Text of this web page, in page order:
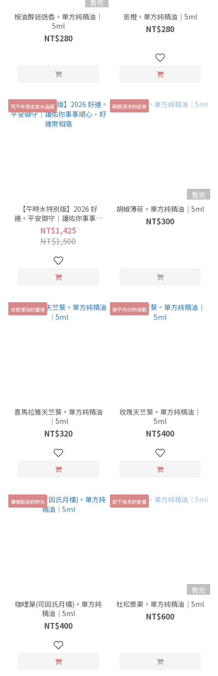
售完
桉油醇迷迭香。單方純精油｜
5ml
NT$280
苦橙。單方純精油｜5ml
NT$280
丙午年限定紫水晶版
【午時水特別版】2026 好
運。平安御守｜護佑你事事順
心，好運常相隨
NT$1,425
NT$1,500
瞬間清涼的提振
售完
胡椒薄荷。單方純精油｜5ml
NT$300
安放漂泊的靈魂
喜馬拉雅天竺葵。單方純精油
｜5ml
NT$320
撫平內在的波動
玫瑰天竺葵。單方純精油｜
5ml
NT$400
慵懶鬆弛的時光
咖哩葉(可因氏月橘)。單方純
精油｜5ml
NT$400
卸下過多的重擔
售完
杜松漿果。單方純精油｜5ml
NT$600